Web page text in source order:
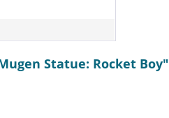
Statue: Rocket Boy"